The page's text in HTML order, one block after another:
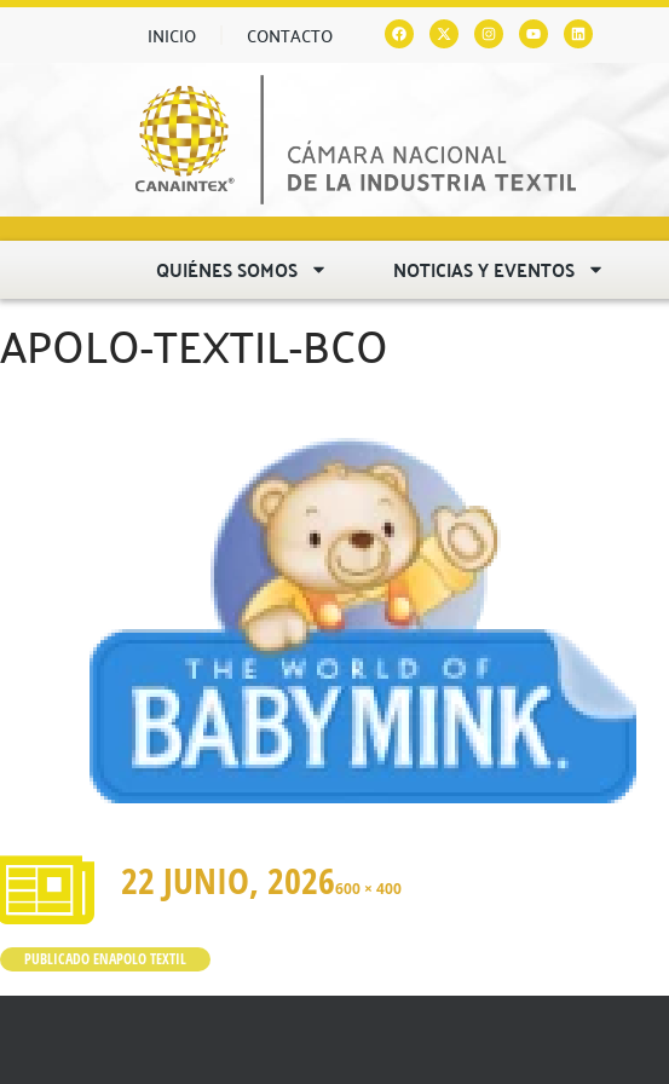
INICIO CONTACTO
QUIÉNES SOMOS NOTICIAS Y EVENTOS
APOLO-TEXTIL-BCO
22 JUNIO, 2026600 × 400
PUBLICADO ENAPOLO TEXTIL